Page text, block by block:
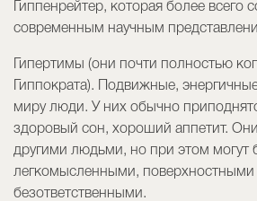
Гиппенрейтер, которая более всего
современным научным
Гипертимы (они почти полностью
Гиппократа). Подвижные,
миру люди. У них обычно
здоровый сон, хороший аппетит.
другими людьми, но при этом могут
легкомысленными, поверхностными
безответственными.